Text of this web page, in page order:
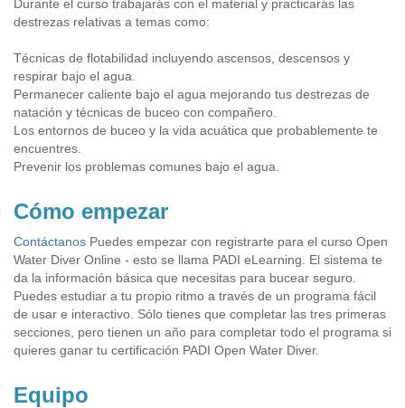
Durante el curso trabajarás con el material y practicarás las
destrezas relativas a temas como:
Técnicas de flotabilidad incluyendo ascensos, descensos y
respirar bajo el agua.
Permanecer caliente bajo el agua mejorando tus destrezas de
natación y técnicas de buceo con compañero.
Los entornos de buceo y la vida acuática que probablemente te
encuentres.
Prevenir los problemas comunes bajo el agua.
Cómo empezar
Contáctanos Puedes empezar con registrarte para el curso Open
Water Diver Online - esto se llama PADI eLearning. El sistema te
da la información básica que necesitas para bucear seguro.
Puedes estudiar a tu propio ritmo a través de un programa fácil
de usar e interactivo. Sólo tienes que completar las tres primeras
secciones, pero tienen un año para completar todo el programa si
quieres ganar tu certificación PADI Open Water Diver.
Equipo